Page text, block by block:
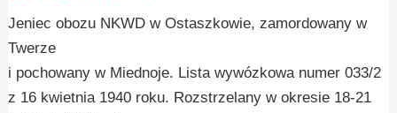
Jeniec obozu NKWD w Ostaszkowie, zamordowany w
Twerze
i pochowany w Miednoje. Lista wywózkowa numer 033/2
z 16 kwietnia 1940 roku. Rozstrzelany w okresie 18-21